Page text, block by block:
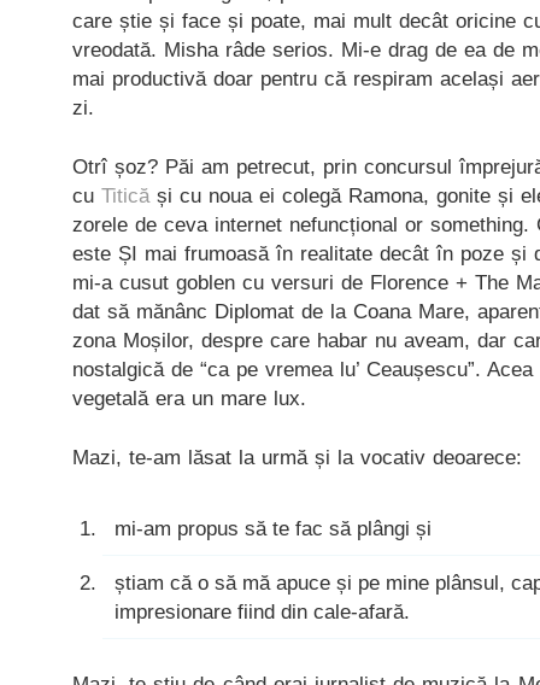
care știe și face și poate, mai mult decât oricine
vreodată. Misha râde serios. Mi-e drag de ea de
mai productivă doar pentru că respiram același
zi.
Otrî șoz? Păi am petrecut, prin concursul
cu Titică și cu noua ei colegă Ramona, gonite și
zorele de ceva internet nefuncțional or
este ȘI mai frumoasă în realitate decât în poze și
mi-a cusut goblen cu versuri de Florence + The
dat să mănânc Diplomat de la Coana Mare,
zona Moșilor, despre care habar nu aveam, dar
nostalgică de “ca pe vremea lu’ Ceaușescu”.
vegetală era un mare lux.
Mazi, te-am lăsat la urmă și la vocativ deoarece:
mi-am propus să te fac să plângi și
știam că o să mă apuce și pe mine plânsul,
impresionare fiind din cale-afară.